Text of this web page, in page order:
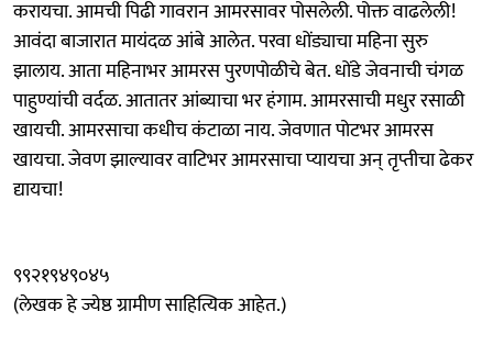
करायचा. आमची पिढी गावरान आमरसावर पोसलेली. पोक्त वाढलेली!
आवंदा बाजारात मायंदळ आंबे आलेत. परवा धोंड्याचा महिना सुरु
झालाय. आता महिनाभर आमरस पुरणपोळीचे बेत. धोंडे जेवनाची चंगळ
पाहुण्यांची वर्दळ. आतातर आंब्याचा भर हंगाम. आमरसाची मधुर रसाळी
खायची. आमरसाचा कधीच कंटाळा नाय. जेवणात पोटभर आमरस
खायचा. जेवण झाल्यावर वाटिभर आमरसाचा प्यायचा अन् तृप्तीचा ढेकर
द्यायचा!
९९२१९४९०४५
(लेखक हे ज्येष्ठ ग्रामीण साहित्यिक आहेत.)